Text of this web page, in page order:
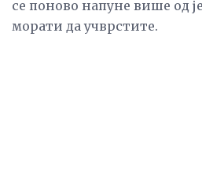
се поново напуне више од
морати да учврстите.